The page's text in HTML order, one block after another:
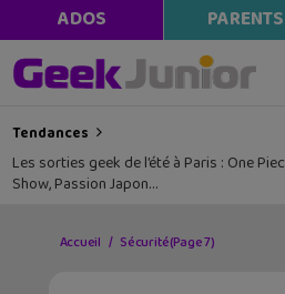
ADOS PARENTS
Tendances
Les sorties geek de l’été à Paris : One
Show, Passion Japon…
Accueil Sécurité(Page 7)